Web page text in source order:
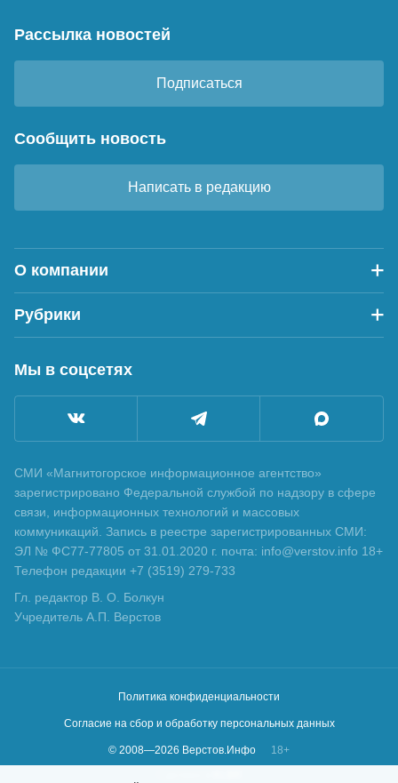
Рассылка новостей
Подписаться
Сообщить новость
Написать в редакцию
О компании
Рубрики
Мы в соцсетях
СМИ «Магнитогорское информационное агентство»
зарегистрировано Федеральной службой по надзору в сфере
связи, информационных технологий и массовых
коммуникаций. Запись в реестре зарегистрированных СМИ:
ЭЛ № ФС77-77805 от 31.01.2020 г. почта: info@verstov.info 18+
Телефон редакции +7 (3519) 279-733
Гл. редактор В. О. Болкун
Учредитель А.П. Верстов
Политика конфиденциальности
Согласие на сбор и обработку персональных данных
© 2008—2026 Верстов.Инфо
18+